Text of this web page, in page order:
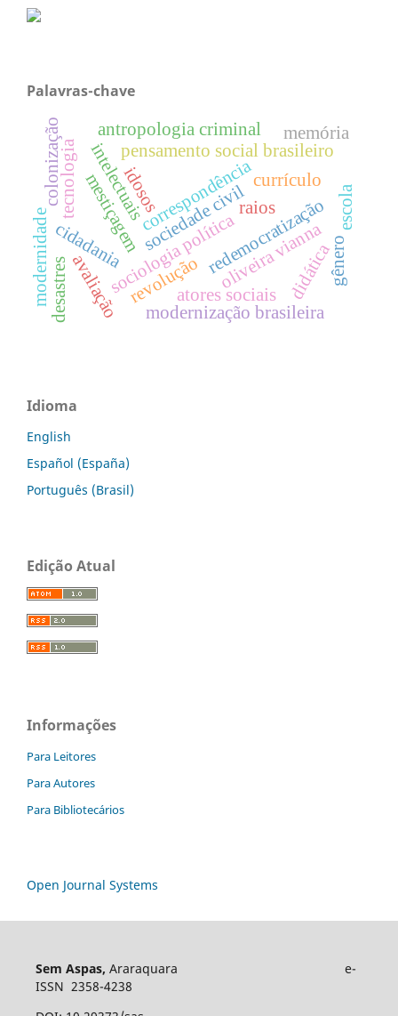
Palavras-chave
oliveira vianna
correspondência
sociologia política
pensamento social brasileiro
intelectuais
antropologia criminal
mestiçagemsociedade civil
cidadania redemocratização
atores sociais
modernização brasileira
tecnologia
avaliação
currículo
didáticagênero
colonização
escola
modernidadedesastres
raios
idosos
memória
revolução
Idioma
English
Español (España)
Português (Brasil)
Edição Atual
Informações
Para Leitores
Para Autores
Para Bibliotecários
Open Journal Systems
Sem Aspas, Araraquara e-
ISSN 2358-4238